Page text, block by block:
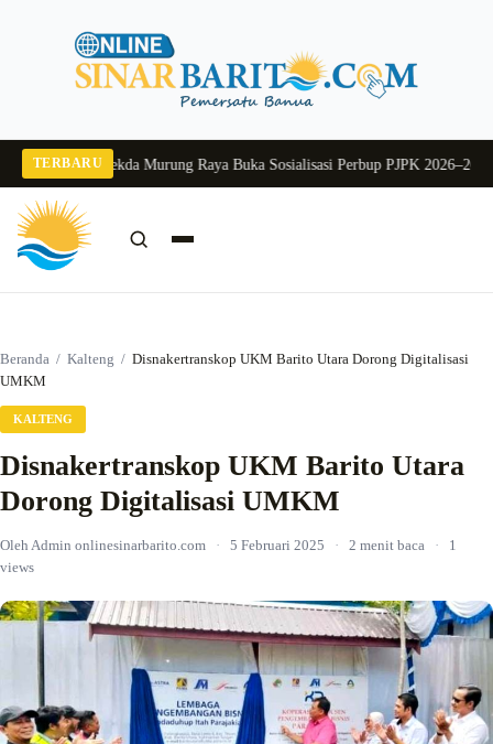
TERBARU
2026Pj Sekda Murung Raya Buka Sosialisasi Perbup PJPK 2026–2030
Beranda / Kalteng / Disnakertranskop UKM Barito Utara Dorong Digitalisasi
UMKM
KALTENG
Disnakertranskop UKM Barito Utara
Dorong Digitalisasi UMKM
Oleh Admin onlinesinarbarito.com · 5 Februari 2025 · 2 menit baca ·
1
views